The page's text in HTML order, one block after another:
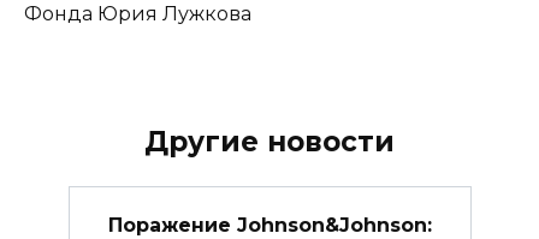
Фонда Юрия Лужкова
Другие новости
Поражение Johnson&Johnson: